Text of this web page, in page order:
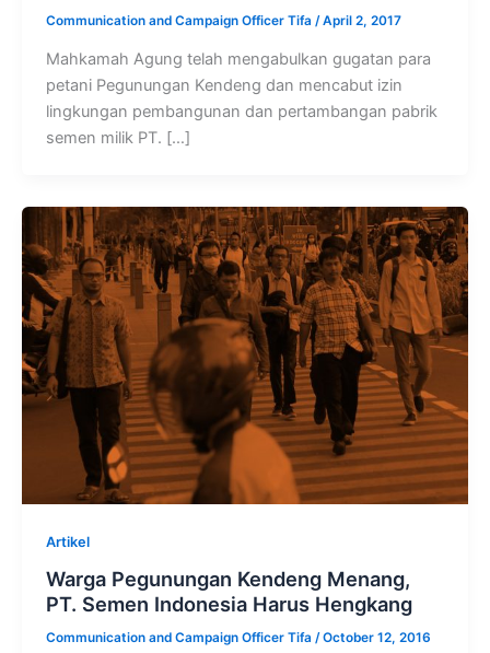
Communication and Campaign Officer Tifa /April 2, 2017
Mahkamah Agung telah mengabulkan gugatan para
petani Pegunungan Kendeng dan mencabut izin
lingkungan pembangunan dan pertambangan pabrik
semen milik PT. […]
Artikel
Warga Pegunungan Kendeng Menang,
PT. Semen Indonesia Harus Hengkang
Communication and Campaign Officer Tifa /October 12, 2016